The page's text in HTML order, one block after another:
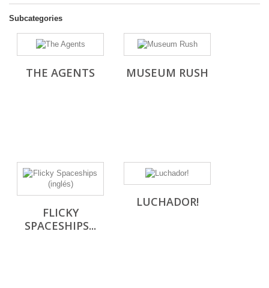
Subcategories
THE AGENTS MUSEUM RUSH
FLICKY
SPACESHIPS...
LUCHADOR!